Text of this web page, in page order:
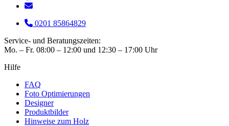
0201 85864829
Service- und Beratungszeiten:
Mo. – Fr. 08:00 – 12:00 und 12:30 – 17:00 Uhr
Hilfe
FAQ
Foto Optimierungen
Designer
Produktbilder
Hinweise zum Holz